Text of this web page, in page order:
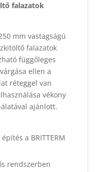
falazatok
mm vastagságú
falazatok
függőleges
ellen a
réteggel van
vékony
ajánlott.
a BRITTERM
rendszerben